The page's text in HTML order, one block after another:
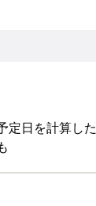
定日を計算した